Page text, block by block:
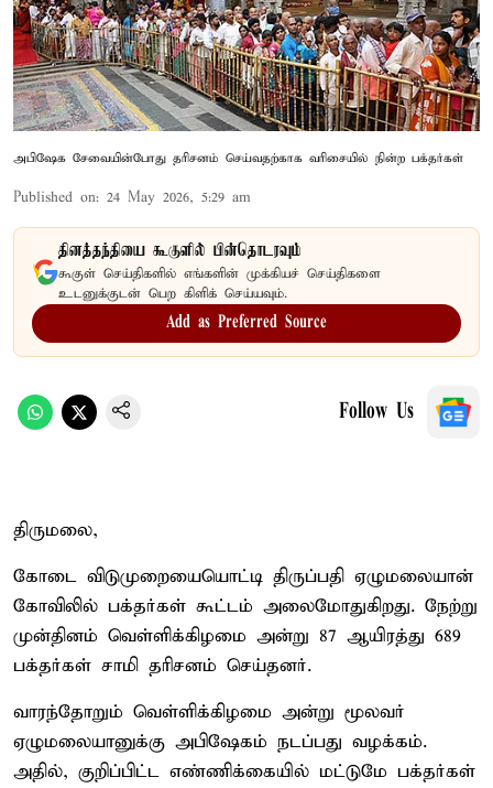
அபிஷேக சேவையின்போது தரிசனம் செய்வதற்காக வரிசையில் நின்ற பக்தர்கள்
Published on: 24 May 2026, 5:29 am
தினத்தந்தியை கூகுளில் பின்தொடரவும்
கூகுள் செய்திகளில் எங்களின் முக்கியச் செய்திகளை
உடனுக்குடன் பெற கிளிக் செய்யவும்.
Add as Preferred Source
Follow Us
திருமலை,
கோடை விடுமுறையையொட்டி திருப்பதி ஏழுமலையான்
கோவிலில் பக்தர்கள் கூட்டம் அலைமோதுகிறது. நேற்று
முன்தினம் வெள்ளிக்கிழமை அன்று 87 ஆயிரத்து 689
பக்தர்கள் சாமி தரிசனம் செய்தனர்.
வாரந்தோறும் வெள்ளிக்கிழமை அன்று மூலவர்
ஏழுமலையானுக்கு அபிஷேகம் நடப்பது வழக்கம்.
அதில், குறிப்பிட்ட எண்ணிக்கையில் மட்டுமே பக்தர்கள்